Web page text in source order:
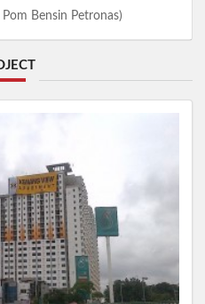
Bensin Petronas)